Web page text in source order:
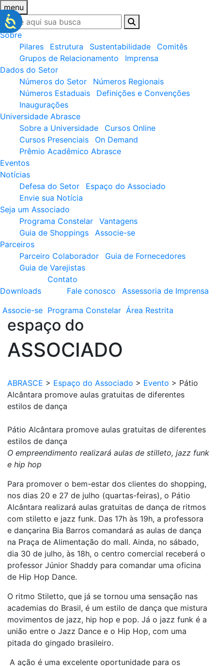
menu
Sobre
Pilares
Estrutura Sustentabilidade
Comitês
Grupos de Relacionamento
Imprensa
Dados do Setor
Números do Setor
Números Regionais
Números Estaduais
Definições e Convenções
Inaugurações
Universidade Abrasce
Sobre a Universidade
Cursos Online
Cursos Presenciais
On Demand
Prêmio Acadêmico Abrasce
Eventos
Notícias
Defesa do Setor
Espaço do Associado
Envie sua Notícia
Seja um Associado
Programa Constelar
Vantagens
Guia de Shoppings
Associe-se
Parceiros
Parceiro Colaborador
Guia de Fornecedores
Guia de Varejistas
Downloads
Contato
Fale conosco
Assessoria de Imprensa
Associe-se Programa Constelar Área Restrita
espaço do
ASSOCIADO
ABRASCE > Espaço do Associado > Evento > Pátio
Alcântara promove aulas gratuitas de diferentes
estilos de dança
Pátio Alcântara promove aulas gratuitas de diferentes
estilos de dança
O empreendimento realizará aulas de stilleto, jazz funk
e hip hop
Para promover o bem-estar dos clientes do shopping,
nos dias 20 e 27 de julho (quartas-feiras), o Pátio
Alcântara realizará aulas gratuitas de dança de ritmos
com stiletto e jazz funk. Das 17h às 19h, a professora
e dançarina Bia Barros comandará as aulas de dança
na Praça de Alimentação do mall. Ainda, no sábado,
dia 30 de julho, às 18h, o centro comercial receberá o
professor Júnior Shaddy para comandar uma oficina
de Hip Hop Dance.
O ritmo Stiletto, que já se tornou uma sensação nas
academias do Brasil, é um estilo de dança que mistura
movimentos de jazz, hip hop e pop. Já o jazz funk é a
união entre o Jazz Dance e o Hip Hop, com uma
pitada do gingado brasileiro.
A ação é uma excelente oportunidade para os